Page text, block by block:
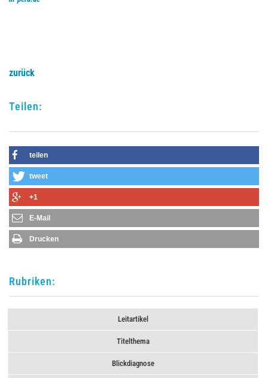
zurück
Teilen:
teilen
tweet
+1
E-Mail
Drucken
Rubriken:
Leitartikel
Titelthema
Blickdiagnose